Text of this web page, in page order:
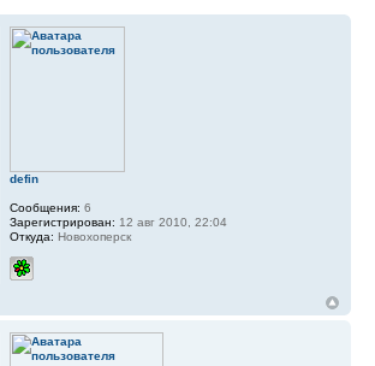
defin
Сообщения: 6
Зарегистрирован: 12 авг 2010, 22:04
Откуда: Новохоперск